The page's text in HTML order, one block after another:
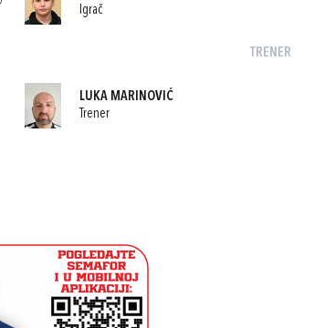
Igrač
TRENER
LUKA MARINOVIĆ
Trener